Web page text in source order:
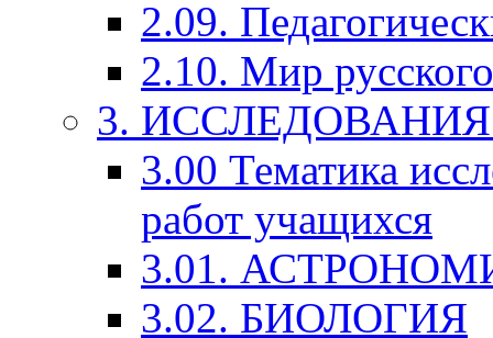
2.09.
2.10. Мир
3.
3.00 Тематика
работ учащихся
3.01.
3.02. БИОЛОГИЯ